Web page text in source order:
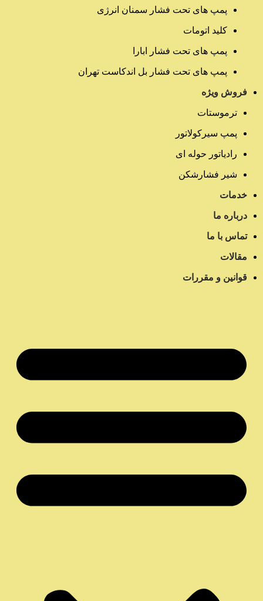
پمپ های تحت فشار سمنان انرژی
کلید اتومات
پمپ های تحت فشار ابارا
پمپ های تحت فشار بل اندکاست تهران
فروش ویژه
ترموستات
پمپ سیرکولاتور
رادیاتور حوله ای
شیر فشارشکن
خدمات
درباره ما
تماس با ما
مقالات
قوانین و مقررات